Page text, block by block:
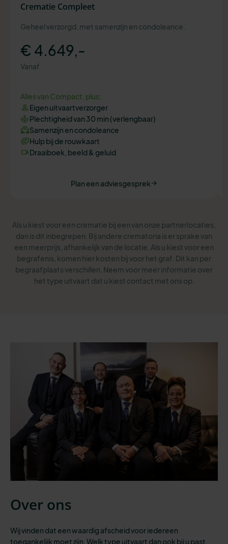
Crematie Compleet
Geheel verzorgd, met samenzijn en condoleance.
€ 4.649,-
Vanaf
Alles van Compact, plus:
Eigen uitvaartverzorger
Plechtigheid van 30 min (verlengbaar)
Samenzijn en condoleance
Hulp bij de rouwkaart
Draaiboek, beeld & geluid
Plan een adviesgesprek
Als u kiest voor een crematie bij een van onze partnerlocaties,
dan is dit inbegrepen. Bij andere crematoria is er sprake van
een meerprijs, afhankelijk van de locatie. Als u kiest voor een
begrafenis, komen hier kosten bij voor het graf. Dit kan per
begraafplaats verschillen. Neem voor meer informatie over
het type uitvaart dat u kiest contact met ons op.
Over ons
Wij vinden dat een waardig afscheid voor iedereen
toegankelijk moet zijn. Welk type uitvaart dan ook bij u past,